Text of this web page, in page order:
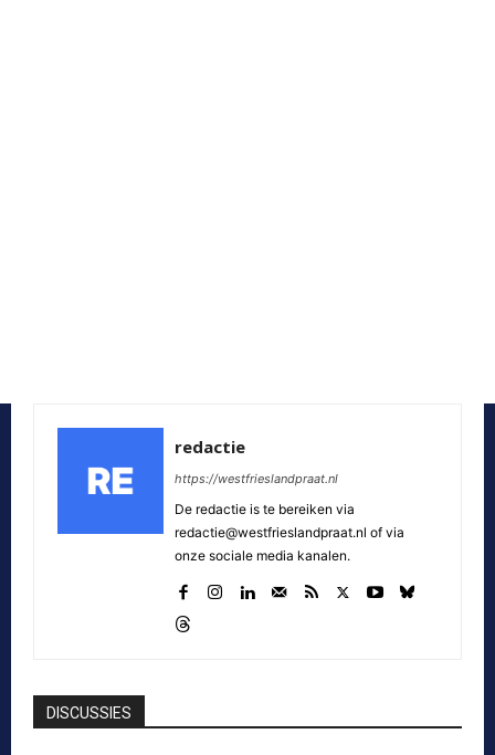
redactie
https://westfrieslandpraat.nl
De redactie is te bereiken via
redactie@westfrieslandpraat.nl of via
onze sociale media kanalen.
DISCUSSIES